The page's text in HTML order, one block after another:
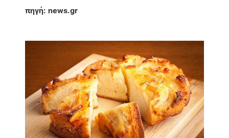
πηγή: news.gr